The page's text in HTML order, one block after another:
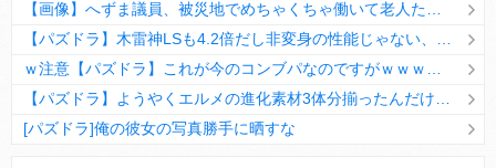
[パズドラ]俺の彼女の写真勝手に晒すな